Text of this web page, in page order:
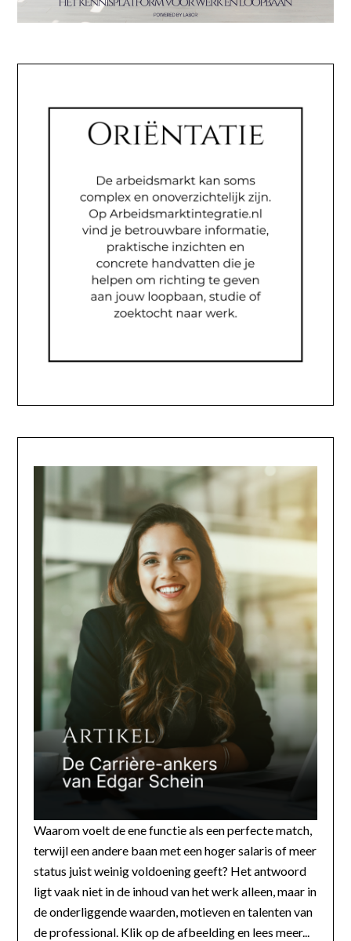
Waarom voelt de ene functie als een perfecte match,
terwijl een andere baan met een hoger salaris of meer
status juist weinig voldoening geeft? Het antwoord
ligt vaak niet in de inhoud van het werk alleen, maar in
de onderliggende waarden, motieven en talenten van
de professional. Klik op de afbeelding en lees meer...